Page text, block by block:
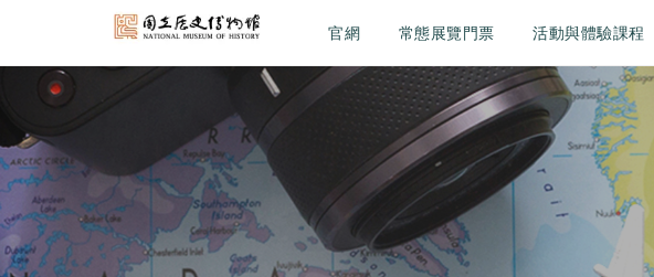
官網 常態展覽門票 活動與體驗課程